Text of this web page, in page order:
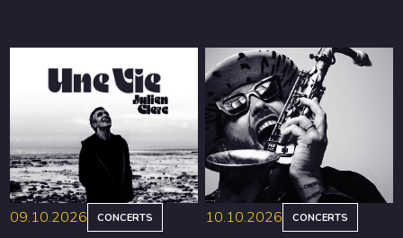
09.10.2026 CONCERTS 10.10.2026 CONCERTS